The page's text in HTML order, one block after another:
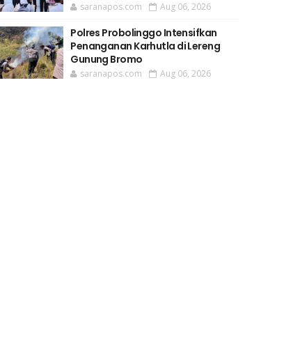
saranapos.com Aug 06, 2026
Polres Probolinggo Intensifkan
Penanganan Karhutla di Lereng
Gunung Bromo
saranapos.com Aug 06, 2026